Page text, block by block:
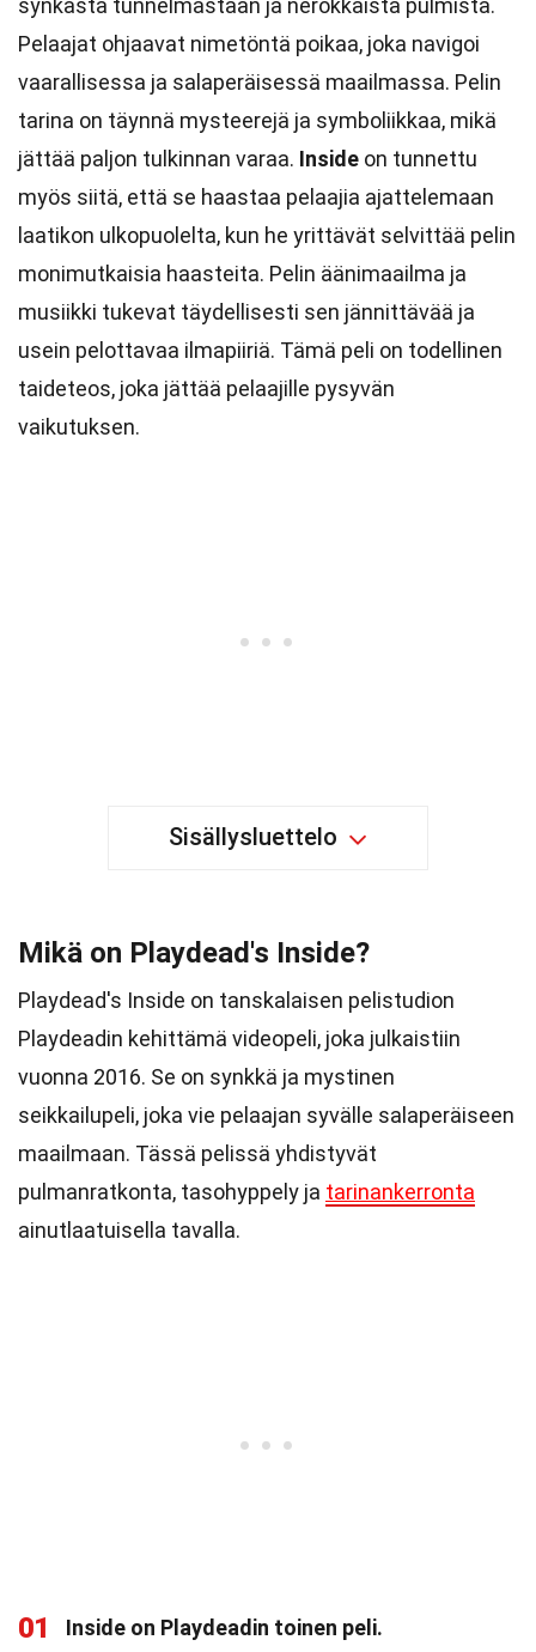
synkästä tunnelmastaan ja nerokkaista pulmista.
Pelaajat ohjaavat nimetöntä poikaa, joka navigoi
vaarallisessa ja salaperäisessä maailmassa. Pelin
tarina on täynnä mysteerejä ja symboliikkaa, mikä
jättää paljon tulkinnan varaa. Inside on tunnettu
myös siitä, että se haastaa pelaajia ajattelemaan
laatikon ulkopuolelta, kun he yrittävät selvittää pelin
monimutkaisia haasteita. Pelin äänimaailma ja
musiikki tukevat täydellisesti sen jännittävää ja
usein pelottavaa ilmapiiriä. Tämä peli on todellinen
taideteos, joka jättää pelaajille pysyvän
vaikutuksen.
Sisällysluettelo
Mikä on Playdead's Inside?
Playdead's Inside on tanskalaisen pelistudion
Playdeadin kehittämä videopeli, joka julkaistiin
vuonna 2016. Se on synkkä ja mystinen
seikkailupeli, joka vie pelaajan syvälle salaperäiseen
maailmaan. Tässä pelissä yhdistyvät
pulmanratkonta, tasohyppely ja tarinankerronta
ainutlaatuisella tavalla.
01
Inside on Playdeadin toinen peli.